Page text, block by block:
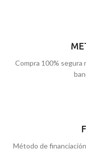
Compra 100%
Método de